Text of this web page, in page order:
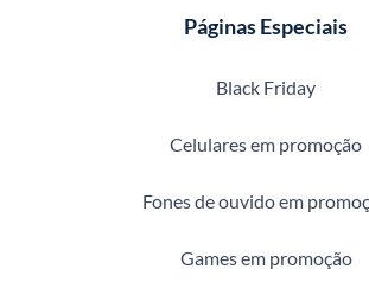
Páginas Especiais
Black Friday
Celulares em promoção
Fones de ouvido em
Games em promoção